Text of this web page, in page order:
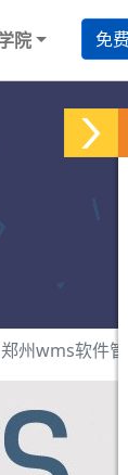
院 免
郑州wms软件